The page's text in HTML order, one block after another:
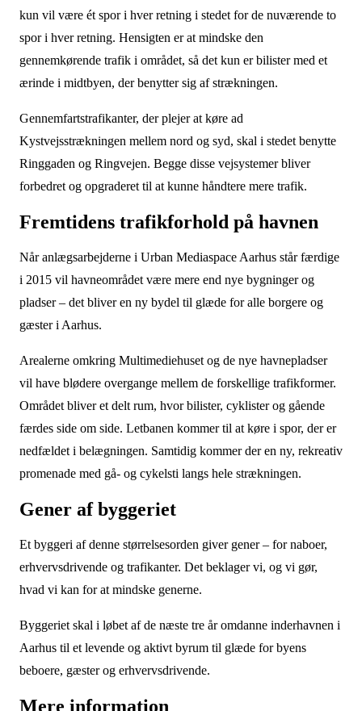
kun vil være ét spor i hver retning i stedet for de nuværende to
spor i hver retning. Hensigten er at mindske den
gennemkørende trafik i området, så det kun er bilister med et
ærinde i midtbyen, der benytter sig af strækningen.
Gennemfartstrafikanter, der plejer at køre ad
Kystvejsstrækningen mellem nord og syd, skal i stedet benytte
Ringgaden og Ringvejen. Begge disse vejsystemer bliver
forbedret og opgraderet til at kunne håndtere mere trafik.
Fremtidens trafikforhold på havnen
Når anlægsarbejderne i Urban Mediaspace Aarhus står færdige
i 2015 vil havneområdet være mere end nye bygninger og
pladser – det bliver en ny bydel til glæde for alle borgere og
gæster i Aarhus.
Arealerne omkring Multimediehuset og de nye havnepladser
vil have blødere overgange mellem de forskellige trafikformer.
Området bliver et delt rum, hvor bilister, cyklister og gående
færdes side om side. Letbanen kommer til at køre i spor, der er
nedfældet i belægningen. Samtidig kommer der en ny, rekreativ
promenade med gå- og cykelsti langs hele strækningen.
Gener af byggeriet
Et byggeri af denne størrelsesorden giver gener – for naboer,
erhvervsdrivende og trafikanter. Det beklager vi, og vi gør,
hvad vi kan for at mindske generne.
Byggeriet skal i løbet af de næste tre år omdanne inderhavnen i
Aarhus til et levende og aktivt byrum til glæde for byens
beboere, gæster og erhvervsdrivende.
Mere information